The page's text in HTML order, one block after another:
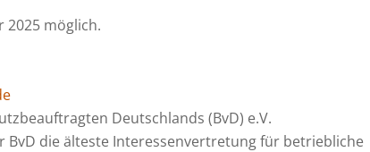
2025 möglich.
Deutschlands (BvD) e.V.
BvD die älteste Interessenvertretung für betriebliche